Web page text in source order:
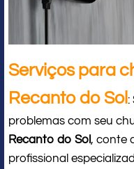
Serviços para
Recanto do Sol :
problemas com seu
Recanto do Sol, conte
profissional